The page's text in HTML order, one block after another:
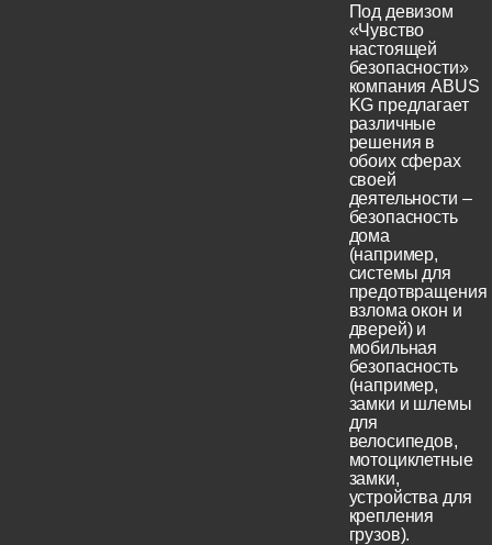
Под девизом
«Чувство
настоящей
безопасности»
компания ABUS
KG предлагает
различные
решения в
обоих сферах
своей
деятельности –
безопасность
дома
(например,
системы для
предотвращения
взлома окон и
дверей) и
мобильная
безопасность
(например,
замки и шлемы
для
велосипедов,
мотоциклетные
замки,
устройства для
крепления
грузов).